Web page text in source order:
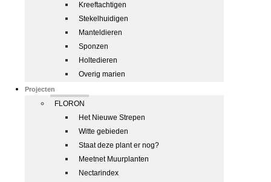
Kreeftachtigen
Stekelhuidigen
Manteldieren
Sponzen
Holtedieren
Overig marien
Projecten
FLORON
Het Nieuwe Strepen
Witte gebieden
Staat deze plant er nog?
Meetnet Muurplanten
Nectarindex